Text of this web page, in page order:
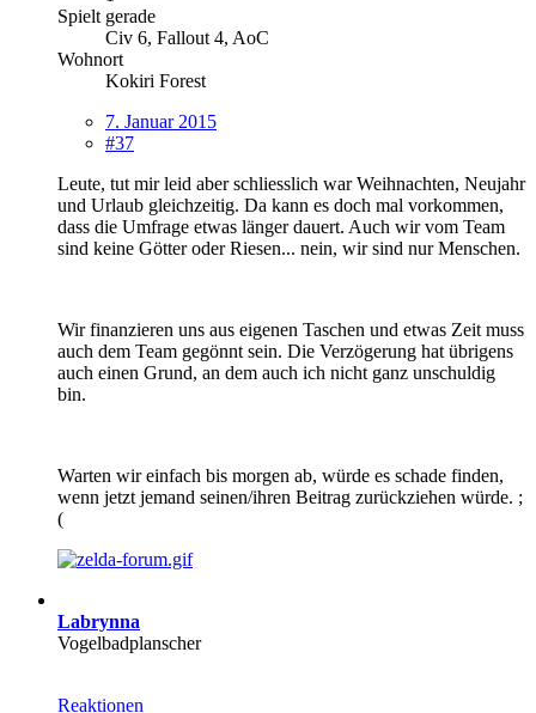
Spielt gerade
Civ 6, Fallout 4, AoC
Wohnort
Kokiri Forest
7. Januar 2015
#37
Leute, tut mir leid aber schliesslich war Weihnachten, Neujahr
und Urlaub gleichzeitig. Da kann es doch mal vorkommen,
dass die Umfrage etwas länger dauert. Auch wir vom Team
sind keine Götter oder Riesen... nein, wir sind nur Menschen.
Wir finanzieren uns aus eigenen Taschen und etwas Zeit muss
auch dem Team gegönnt sein. Die Verzögerung hat übrigens
auch einen Grund, an dem auch ich nicht ganz unschuldig
bin.
Warten wir einfach bis morgen ab, würde es schade finden,
wenn jetzt jemand seinen/ihren Beitrag zurückziehen würde. ;
(
Labrynna
Vogelbadplanscher
Reaktionen